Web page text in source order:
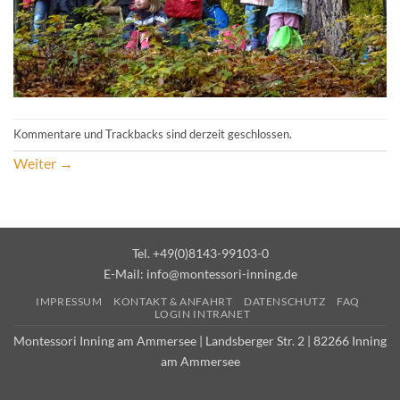
Kommentare und Trackbacks sind derzeit geschlossen.
Weiter →
Tel. +49(0)8143-99103-0
E-Mail: info@montessori-inning.de
IMPRESSUM KONTAKT & ANFAHRT DATENSCHUTZ
FAQ
LOGIN INTRANET
Montessori Inning am Ammersee | Landsberger Str. 2 | 82266 Inning
am Ammersee